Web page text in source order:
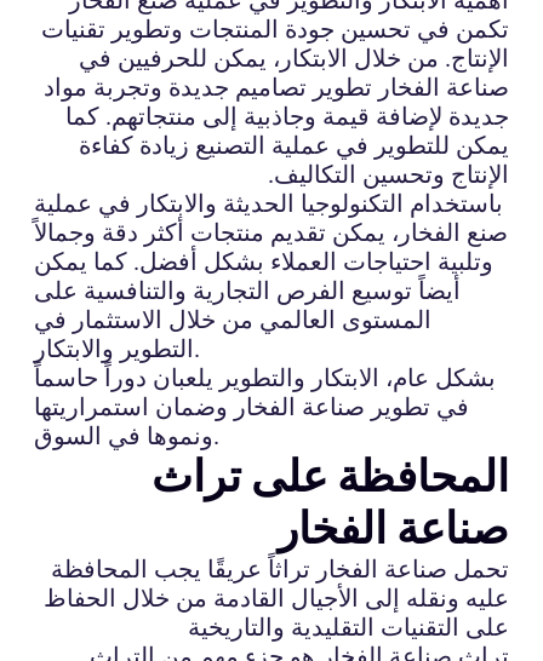
تكمن في تحسين جودة المنتجات وتطوير تقنيات
الإنتاج. من خلال الابتكار، يمكن للحرفيين في
صناعة الفخار تطوير تصاميم جديدة وتجربة مواد
جديدة لإضافة قيمة وجاذبية إلى منتجاتهم. كما
يمكن للتطوير في عملية التصنيع زيادة كفاءة
الإنتاج وتحسين التكاليف.
باستخدام التكنولوجيا الحديثة والابتكار في عملية
صنع الفخار، يمكن تقديم منتجات أكثر دقة وجمالاً
وتلبية احتياجات العملاء بشكل أفضل. كما يمكن
أيضاً توسيع الفرص التجارية والتنافسية على
المستوى العالمي من خلال الاستثمار في
التطوير والابتكار.
بشكل عام، الابتكار والتطوير يلعبان دوراً حاسماً
في تطوير صناعة الفخار وضمان استمراريتها
ونموها في السوق.
المحافظة على تراث
صناعة الفخار
تحمل صناعة الفخار تراثاً عريقًا يجب المحافظة
عليه ونقله إلى الأجيال القادمة من خلال الحفاظ
على التقنيات التقليدية والتاريخية